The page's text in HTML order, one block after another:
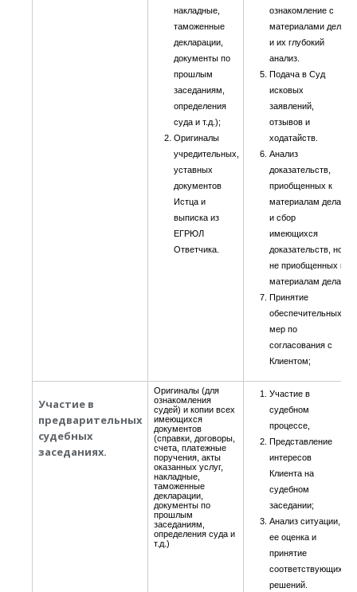
накладные,
таможенные
декларации,
документы по
прошлым
заседаниям,
определения
суда и т.д.);
Оригиналы
учредительных,
уставных
документов
Истца и
выписка из
ЕГРЮЛ
Ответчика.
ознакомление с
материалами дела
и их глубокий
анализ.
Подача в Суд
исковых
заявлений,
отзывов и
ходатайств.
Анализ
доказательств,
приобщенных к
материалам дела
и сбор
имеющихся
доказательств, но
не приобщенных к
материалам дела.
Принятие
обеспечительных
мер по
согласования с
Клиентом;
Участие в
предварительных
судебных
заседаниях.
Оригиналы (для
ознакомления
судей) и копии всех
имеющихся
документов
(справки, договоры,
счета, платежные
поручения, акты
оказанных услуг,
накладные,
таможенные
декларации,
документы по
прошлым
заседаниям,
определения суда и
т.д.)
Участие в
судебном
процессе,
Представление
интересов
Клиента на
судебном
заседании;
Анализ ситуации,
ее оценка и
принятие
соответствующих
решений.